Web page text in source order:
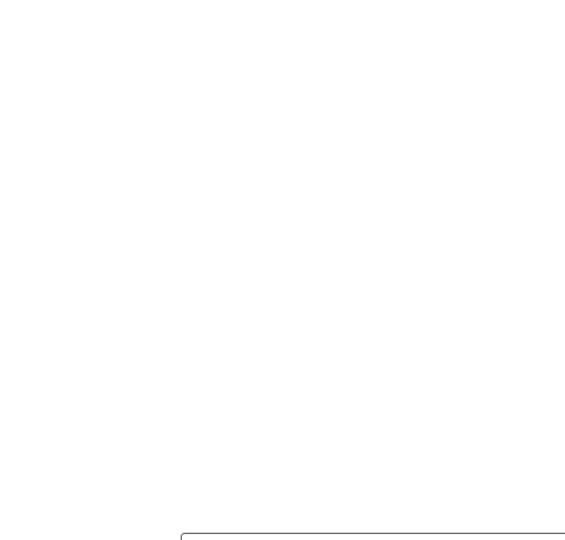
энергию углов, поддерживает главу семьи в любых делах,